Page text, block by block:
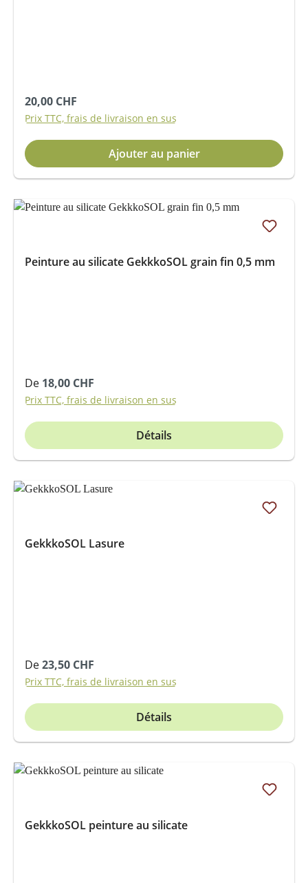
Prix régulier :
20,00 CHF
Prix TTC, frais de livraison en sus
Ajouter au panier
Peinture au silicate GekkkoSOL grain fin 0,5 mm
Prix régulier :
De 18,00 CHF
Prix TTC, frais de livraison en sus
Détails
GekkkoSOL Lasure
Prix régulier :
De23,50 CHF
Prix TTC, frais de livraison en sus
Détails
GekkkoSOL peinture au silicate